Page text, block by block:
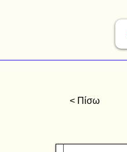
< Πίσω